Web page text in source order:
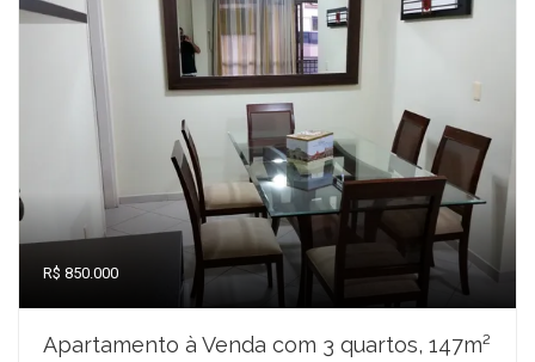
R$ 850.000
Apartamento à Venda com 3 quartos, 147m²